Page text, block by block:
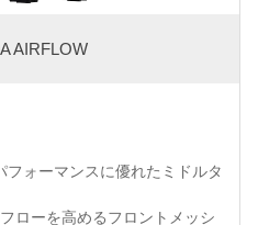
AIRFLOW
ォーマンスに優れたミドルタ
ローを高めるフロントメッシ